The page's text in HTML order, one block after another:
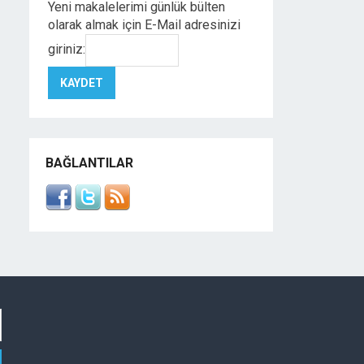
Yeni makalelerimi günlük bülten
olarak almak için E-Mail adresinizi
giriniz:
BAĞLANTILAR